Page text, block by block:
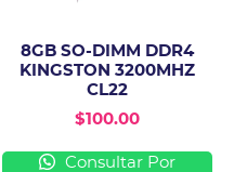
8GB SO-DIMM DDR4
KINGSTON 3200MHZ
CL22
$100.00
Consultar Por